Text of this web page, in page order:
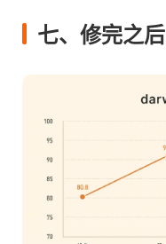
七、修完之